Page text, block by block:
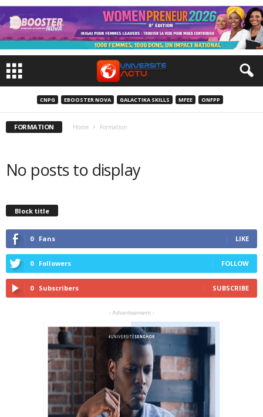
CNPG EBOOSTER NOVA GALACTIKA SKILLS MFEE ONFPP
FORMATION Home Formation
No posts to display
Block title
0 Fans LIKE
0 Followers FOLLOW
0 Subscribers SUBSCRIBE
- Advertisement -